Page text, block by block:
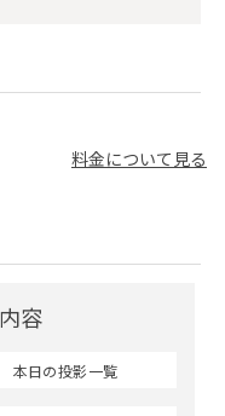
料金について見る
容
本日の投影一覧